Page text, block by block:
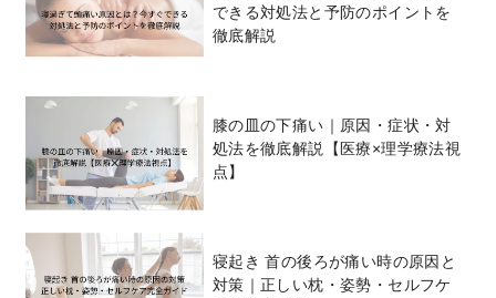
できる対処法と予防のポイントを
徹底解説
膝の皿の下痛い｜原因・症状・対
処法を徹底解説【医療×理学療法視
点】
寝起き 首の後ろが痛い時の原因と
対策｜正しい枕・姿勢・セルフケ